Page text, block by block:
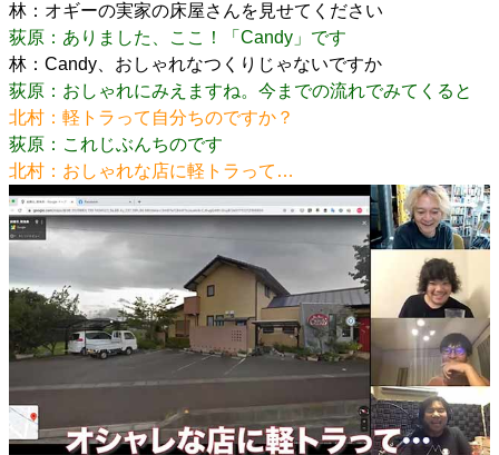
林：オギーの実家の床屋さんを見せてください
荻原：ありました、ここ！「Candy」です
林：Candy、おしゃれなつくりじゃないですか
荻原：おしゃれにみえますね。今までの流れでみてくると
北村：軽トラって自分ちのですか？
荻原：これじぶんちのです
北村：おしゃれな店に軽トラって…